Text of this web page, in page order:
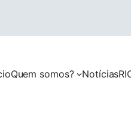
Quem somos? Notícias